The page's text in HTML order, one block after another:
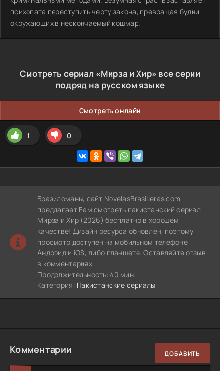
психопата переступить черту закона, превращая будни
окружающих в нескончаемый кошмар.
Смотреть сериал «Мирза и Хир» все серии
подряд на русском языке
Смотреть онлайн
1 0
Бразиломаны, сайт NovelasBrasilieras.com
предлагает Вам смотреть пакистанский сериал
Мирза и Хир (2026) бесплатно в хорошем
качестве! Дизайн ресурса обновлён, поэтому
просмотр доступен на мобильном телефоне
Андроид и iOS, либо планшете. Оставляйте отзыв
в комментариях.
Продолжительность: 40 мин.
Категория: Пакистанские сериалы
Комментарии ДОБАВИТЬ